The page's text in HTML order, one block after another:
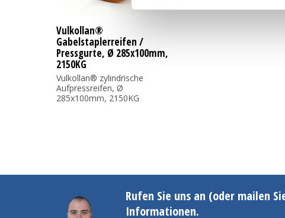
Vulkollan®
Gabelstaplerreifen /
Pressgurte, Ø 285x100mm,
2150KG
Vulkollan® zylindrische
Aufpressreifen, Ø
285x100mm, 2150KG
Rufen Sie uns an (oder mailen
Informationen.